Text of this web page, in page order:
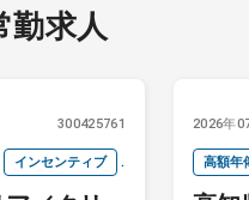
勤求人
300425761
インセンティブ
2026年
高額年